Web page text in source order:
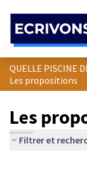
QUELLE PISCINE
Les propositions
Les
Filtrer et